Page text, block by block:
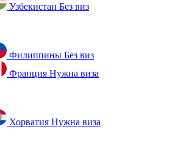
Узбекистан Без виз
Филиппины Без виз
Франция Нужна виза
Хорватия Нужна виза